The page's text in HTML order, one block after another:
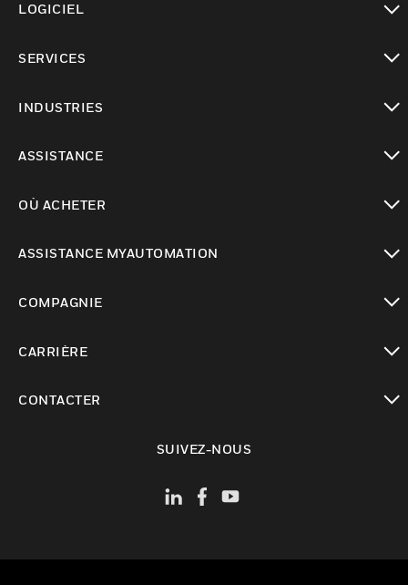
LOGICIEL
SERVICES
INDUSTRIES
ASSISTANCE
OÙ ACHETER
ASSISTANCE MYAUTOMATION
COMPAGNIE
CARRIÈRE
CONTACTER
SUIVEZ-NOUS